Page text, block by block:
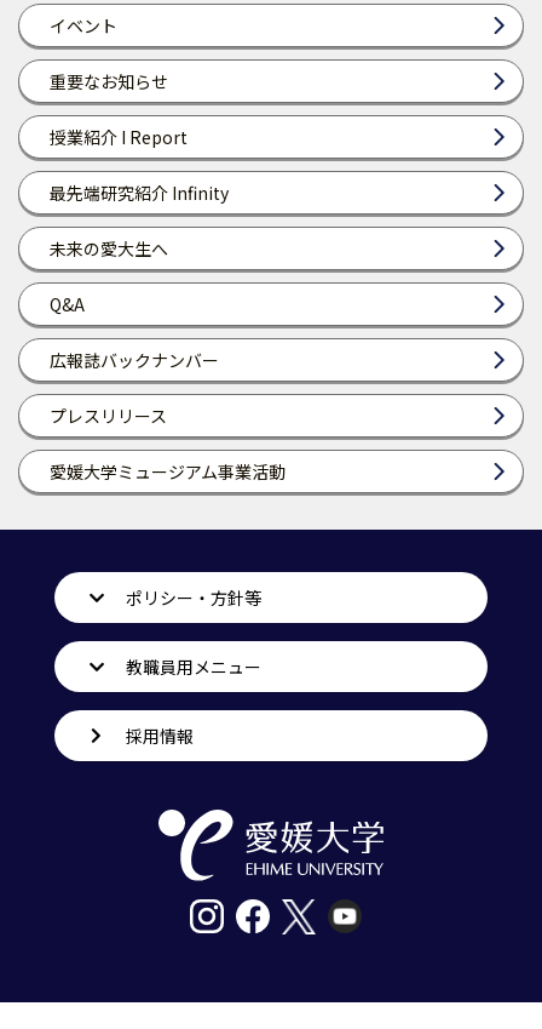
イベント
重要なお知らせ
授業紹介 I Report
最先端研究紹介 Infinity
未来の愛大生へ
Q&A
広報誌バックナンバー
プレスリリース
愛媛大学ミュージアム事業活動
ポリシー・方針等
教職員用メニュー
採用情報